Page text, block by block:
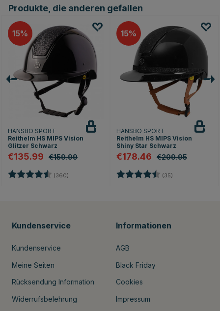
Produkte, die anderen gefallen
15
HANSBO SPORT
Reithelm HS MIPS Vision
Glitzer Schwarz
€135.99 €159.99
Bewertung: (360) 4.7 von 5 Sternen
15
HANSBO SPORT
Reithelm HS MIPS Vision
Shiny Star Schwarz
€178.46 €209.95
Bewertung: (35)
Kundenservice
Kundenservice
Meine Seiten
Rücksendung Information
Widerrufsbelehrung
Informationen
AGB
Black Friday
Cookies
Impressum